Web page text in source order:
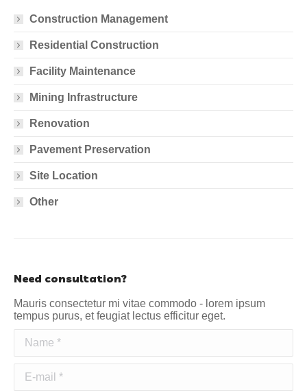
Construction Management
Residential Construction
Facility Maintenance
Mining Infrastructure
Renovation
Pavement Preservation
Site Location
Other
Need consultation?
Mauris consectetur mi vitae commodo - lorem ipsum
tempus purus, et feugiat lectus efficitur eget.
Name *
E-mail *